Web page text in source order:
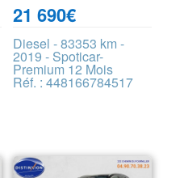
21 690€
Diesel - 83353 km -
2019 - Spoticar-
Premium 12 Mois
Réf. : 448166784517